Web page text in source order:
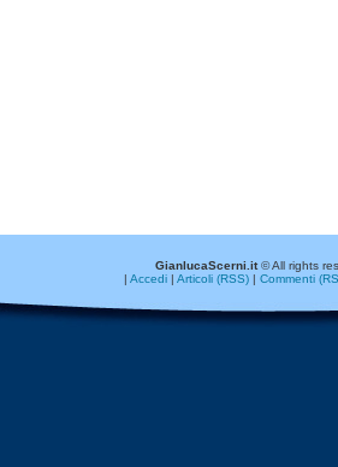
GianlucaScerni.it© All rights
| Accedi| Articoli (RSS)| Commenti